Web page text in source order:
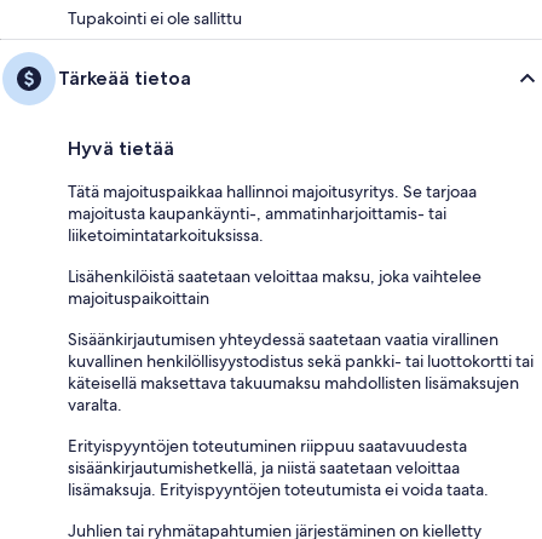
Tupakointi ei ole sallittu
Tärkeää tietoa
Hyvä tietää
Tätä majoituspaikkaa hallinnoi majoitusyritys. Se tarjoaa
majoitusta kaupankäynti-, ammatinharjoittamis- tai
liiketoimintatarkoituksissa.
Lisähenkilöistä saatetaan veloittaa maksu, joka vaihtelee
majoituspaikoittain
Sisäänkirjautumisen yhteydessä saatetaan vaatia virallinen
kuvallinen henkilöllisyystodistus sekä pankki- tai luottokortti tai
käteisellä maksettava takuumaksu mahdollisten lisämaksujen
varalta.
Erityispyyntöjen toteutuminen riippuu saatavuudesta
sisäänkirjautumishetkellä, ja niistä saatetaan veloittaa
lisämaksuja. Erityispyyntöjen toteutumista ei voida taata.
Juhlien tai ryhmätapahtumien järjestäminen on kielletty